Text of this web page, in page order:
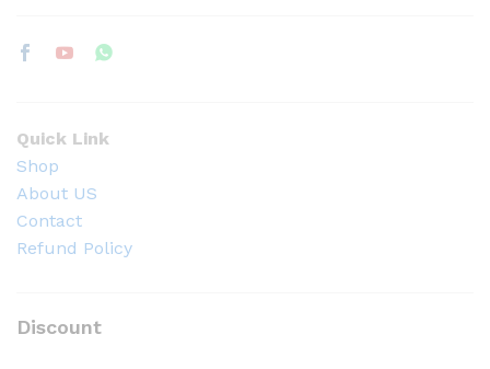
Quick Link
Shop
About US
Contact
Refund Policy
Discount